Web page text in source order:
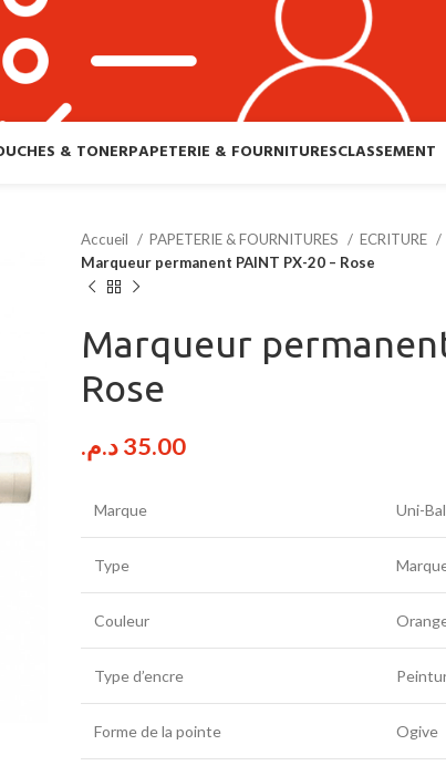
& TONERPAPETERIE & FOURNITURESCLASSEMENT
Accueil PAPETERIE & FOURNITURES ECRITURE
Marqueur permanent PAINT PX-20 – Rose
Marqueur
Rose
35.00د.م.
Marque Uni-
Type
Couleur
Type d’encre
Forme de la pointe Ogive